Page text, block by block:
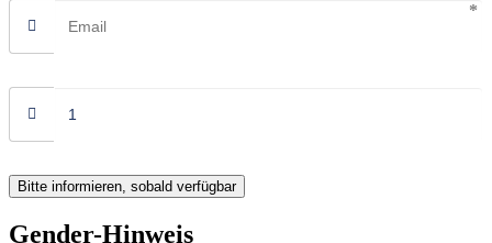
Bitte informieren, sobald verfügbar
Gender-Hinweis